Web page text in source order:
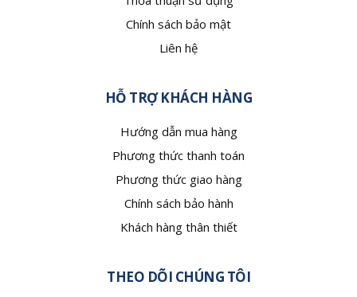
Chính sách bảo mật
Liên hệ
HỖ TRỢ KHÁCH HÀNG
Hướng dẫn mua hàng
Phương thức thanh toán
Phương thức giao hàng
Chính sách bảo hành
Khách hàng thân thiết
THEO DÕI CHÚNG TÔI